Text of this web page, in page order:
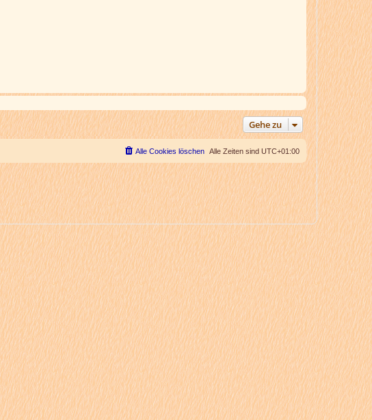
Gehe zu
Alle Zeiten sind UTC+01:00
Alle Cookies löschen